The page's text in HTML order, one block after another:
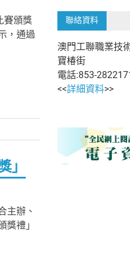
賽頒獎
，通過
」
主辦、
禮」
聯絡資料
澳門工聯職業技
寶椿街
電話:853-
<<詳細資料>>